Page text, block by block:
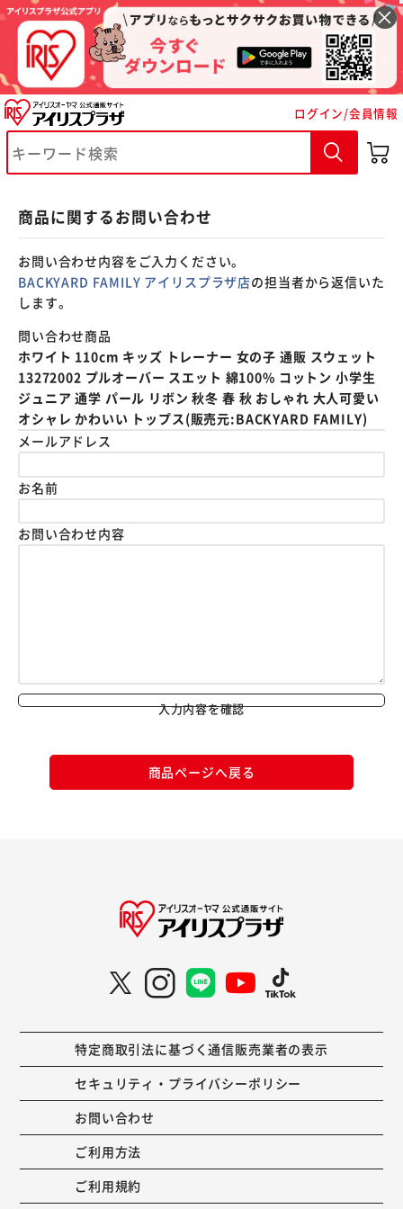
ログイン/会員情報
商品に関するお問い合わせ
お問い合わせ内容をご入力ください。
BACKYARD FAMILY アイリスプラザ店の担当者から返信いた
します。
問い合わせ商品
ホワイト 110cm キッズ トレーナー 女の子 通販 スウェット
13272002 プルオーバー スエット 綿100% コットン 小学生
ジュニア 通学 パール リボン 秋冬 春 秋 おしゃれ 大人可愛い
オシャレ かわいい トップス(販売元:BACKYARD FAMILY)
メールアドレス
お名前
お問い合わせ内容
入力内容を確認
商品ページへ戻る
特定商取引法に基づく通信販売業者の表示
セキュリティ・プライバシーポリシー
お問い合わせ
ご利用方法
ご利用規約
※ご確認ください
カートに入れる